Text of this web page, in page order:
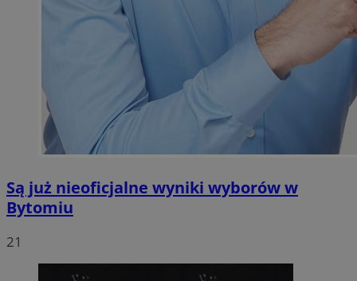
Są już nieoficjalne wyniki wyborów w
Bytomiu
21